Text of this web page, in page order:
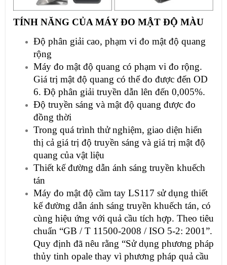
TÍNH NĂNG CỦA MÁY ĐO MẬT ĐỘ MÀU
Độ phân giải cao, phạm vi đo mật độ quang
rộng
Máy đo mật độ quang có phạm vi đo rộng.
Giá trị mật độ quang có thể đo được đến OD
6. Độ phân giải truyền dẫn lên đến 0,005%.
Độ truyền sáng và mật độ quang được đo
đồng thời
Trong quá trình thử nghiệm, giao diện hiển
thị cả giá trị độ truyền sáng và giá trị mật độ
quang của vật liệu
Thiết kế đường dẫn ánh sáng truyền khuếch
tán
Máy đo mật độ cầm tay LS117 sử dụng thiết
kế đường dẫn ánh sáng truyền khuếch tán, có
cùng hiệu ứng với quả cầu tích hợp. Theo tiêu
chuẩn “GB / T 11500-2008 / ISO 5-2: 2001”.
Quy định đã nêu rằng “Sử dụng phương pháp
thủy tinh opale thay vì phương pháp quả cầu